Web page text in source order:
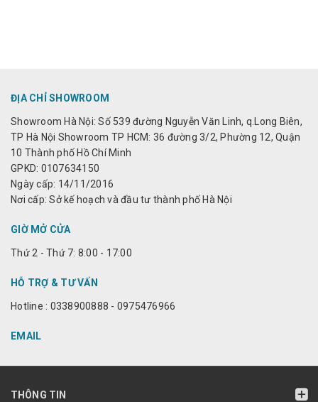
ĐỊA CHỈ SHOWROOM
Showroom Hà Nội: Số 539 đường Nguyễn Văn Linh, q.Long Biên,
TP Hà Nội Showroom TP HCM: 36 đường 3/2, Phường 12, Quận
10 Thành phố Hồ Chí Minh
GPKD: 0107634150
Ngày cấp: 14/11/2016
Nơi cấp: Sở kế hoạch và đầu tư thành phố Hà Nội
GIỜ MỞ CỬA
Thứ 2 - Thứ 7: 8:00 - 17:00
HỖ TRỢ & TƯ VẤN
Hotline : 0338900888 - 0975476966
EMAIL
THÔNG TIN